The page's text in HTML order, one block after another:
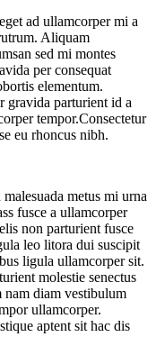
ad ullamcorper mi a
Aliquam
sed mi montes
per consequat
elementum.
gravida parturient id a
tempor.Consectetur
eu rhoncus nibh.
metus mi urna
fusce a ullamcorper
non parturient fusce
leo litora dui suscipit
ligula ullamcorper sit.
molestie senectus
nam diam vestibulum
ullamcorper.
aptent sit hac dis